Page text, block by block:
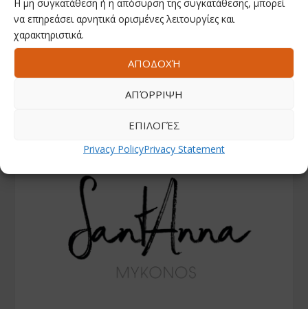
Η μη συγκατάθεση ή η απόσυρση της συγκατάθεσης, μπορεί
να επηρεάσει αρνητικά ορισμένες λειτουργίες και
χαρακτηριστικά.
ΑΠΟΔΟΧΉ
ΑΠΌΡΡΙΨΗ
ΕΠΙΛΟΓΈΣ
Privacy PolicyPrivacy Statement